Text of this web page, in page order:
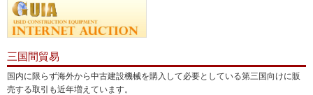
三国間貿易
国内に限らず海外から中古建設機械を購入して必要としている第三国向けに販
売する取引も近年増えています。